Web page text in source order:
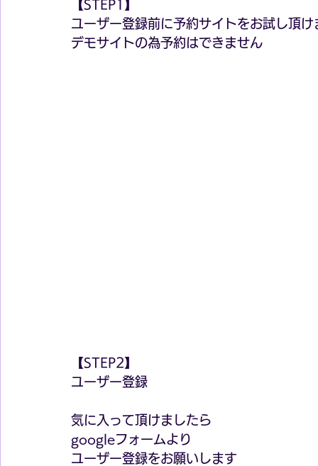
【STEP1】
ユーザー登録前に予約サイトをお試し頂け
デモサイトの為予約はできません
【STEP2】
ユーザー登録
気に入って頂けましたら
googleフォームより
ユーザー登録をお願いします